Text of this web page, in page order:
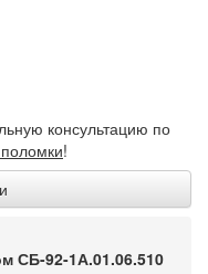
консультацию по
!
СБ-92-1А.01.06.510